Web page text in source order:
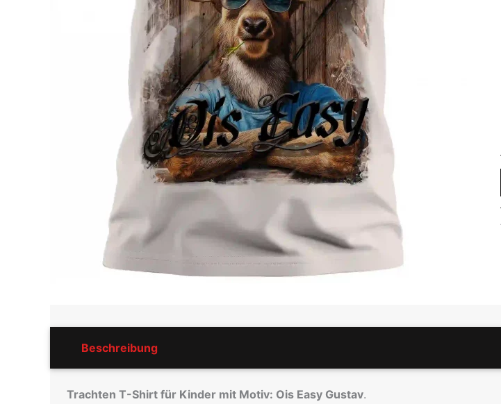
Beschreibung
Trachten T-Shirt für Kinder mit Motiv: Ois Easy Gustav.